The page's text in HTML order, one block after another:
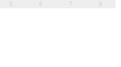
5 6 7 8